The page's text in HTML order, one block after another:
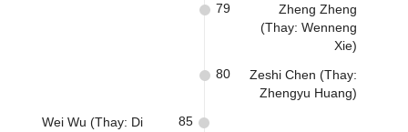
Zheng Zheng
(Thay: Wenneng
Xie)
79
Zeshi Chen (Thay:
Zhengyu Huang)
80
Wei Wu (Thay: Di
85